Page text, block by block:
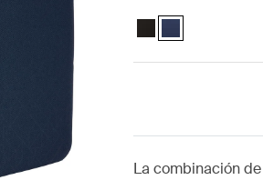
Case Logic Ibira
Case Logic Ibira
La combinación